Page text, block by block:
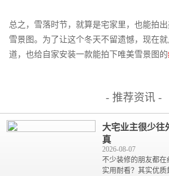
总之，雪落时节，就算是宅家里，也能拍
雪景图。为了让这个冬天不留遗憾，现在
道，也给自家安装一款能拍下唯美雪景图的
- 推荐资讯 -
大宅业主很少往
真
2026-08-07
不少装修的朋友都
实用耐看？其实优